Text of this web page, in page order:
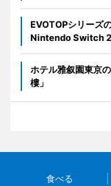
EVOTOPシリーズ
Nintendo Switch 2
ホテル雅叙園東京
樓」
食べる